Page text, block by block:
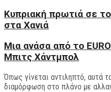
Kυπριακή πρωτιά σε
στα Χανιά
Μια ανάσα από το
Μπιτς Χάντμπολ
Όπως γίνεται αντιληπτό, αυτά
διαμόρφωση στο πλάνο με